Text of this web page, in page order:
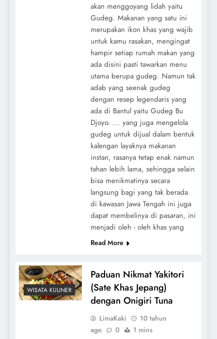
akan menggoyang lidah yaitu
Gudeg. Makanan yang satu ini
merupakan ikon khas yang wajib
untuk kamu rasakan, mengingat
hampir setiap rumah makan yang
ada disini pasti tawarkan menu
utama berupa gudeg. Namun tak
adab yang seenak gudeg
dengan resep legendaris yang
ada di Bantul yaitu Gudeg Bu
Djoyo. ... yang juga mengelola
gudeg untuk dijual dalam bentuk
kalengan layaknya makanan
instan, rasanya tetap enak namun
tahan lebih lama, sehingga selain
bisa menikmatinya secara
langsung bagi yang tak berada
di kawasan Jawa Tengah ini juga
dapat membelinya di pasaran, ini
menjadi oleh - oleh khas yang
Read More
WISATA KULINER
Paduan Nikmat Yakitori
(Sate Khas Jepang)
dengan Onigiri Tuna
LimaKaki
10 tahun
ago
0 1 mins